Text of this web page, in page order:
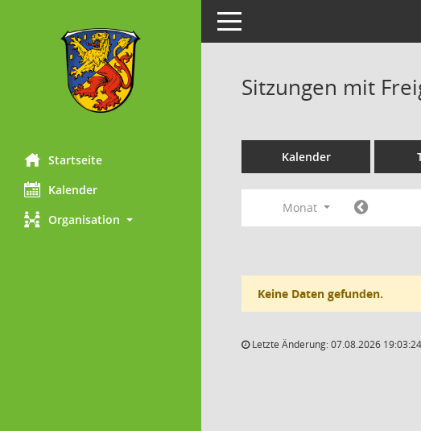
Startseite
Kalender
Organisation
Toggle navigation
Sitzungen mit
Kalender
Monat
Keine Daten gefunden.
Letzte Änderung: 07.08.2026 19:03:24